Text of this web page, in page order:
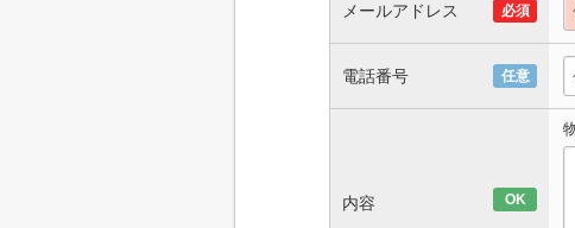
メールアドレス 必須
電話番号 任意
内容 OK